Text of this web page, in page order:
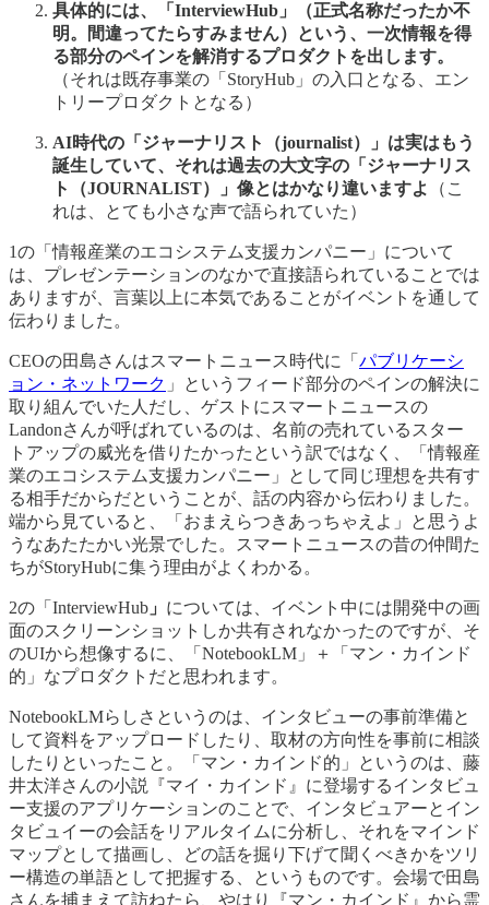
具体的には、「InterviewHub」（正式名称だったか不
明。間違ってたらすみません）という、一次情報を得
る部分のペインを解消するプロダクトを出します。
（それは既存事業の「StoryHub」の入口となる、エン
トリープロダクトとなる）
AI時代の「ジャーナリスト（journalist）」は実はもう
誕生していて、それは過去の大文字の「ジャーナリス
ト（JOURNALIST）」像とはかなり違いますよ
（こ
れは、とても小さな声で語られていた）
1の「情報産業のエコシステム支援カンパニー」について
は、プレゼンテーションのなかで直接語られていることでは
ありますが、言葉以上に本気であることがイベントを通して
伝わりました。
CEOの田島さんはスマートニュース時代に「 パブリケーシ
ョン・ネットワーク 」というフィード部分のペインの解決に
取り組んでいた人だし、ゲストにスマートニュースの
Landonさんが呼ばれているのは、名前の売れているスター
トアップの威光を借りたかったという訳ではなく、「情報産
業のエコシステム支援カンパニー」として同じ理想を共有す
る相手だからだということが、話の内容から伝わりました。
端から見ていると、「おまえらつきあっちゃえよ」と思うよ
うなあたたかい光景でした。スマートニュースの昔の仲間た
ちがStoryHubに集う理由がよくわかる。
2の「InterviewHub 」 については、イベント中には開発中の画
面のスクリーンショットしか共有されなかったのですが、そ
のUIから想像するに、「NotebookLM」＋「マン・カインド
的」なプロダクトだと思われます。
NotebookLMらしさというのは、インタビューの事前準備と
して資料をアップロードしたり、取材の方向性を事前に相談
したりといったこと。「マン・カインド的」というのは、藤
井太洋さんの小説『マイ・カインド』に登場するインタビュ
ー支援のアプリケーションのことで、インタビュアーとイン
タビュイーの会話をリアルタイムに分析し、それをマインド
マップとして描画し、どの話を掘り下げて聞くべきかをツリ
ー構造の単語として把握する、というものです。会場で田島
さんを捕まえて訪ねたら、やはり『マン・カインド』から霊